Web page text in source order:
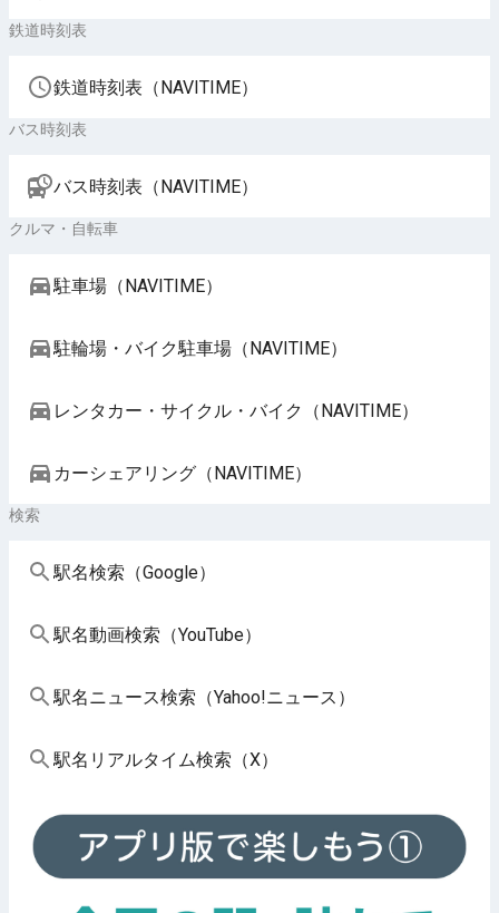
鉄道時刻表
鉄道時刻表（NAVITIME）
バス時刻表
バス時刻表（NAVITIME）
クルマ・自転車
駐車場（NAVITIME）
駐輪場・バイク駐車場（NAVITIME）
レンタカー・サイクル・バイク（NAVITIME）
カーシェアリング（NAVITIME）
検索
駅名検索（Google）
駅名動画検索（YouTube）
駅名ニュース検索（Yahoo!ニュース）
駅名リアルタイム検索（X）